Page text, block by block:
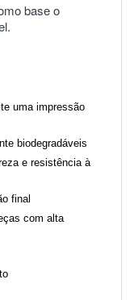
base o
uma impressão
biodegradáveis
e resistência à
final
com alta